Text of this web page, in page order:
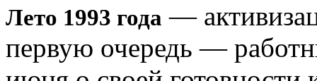
Лето 1993 года —
первую очередь —